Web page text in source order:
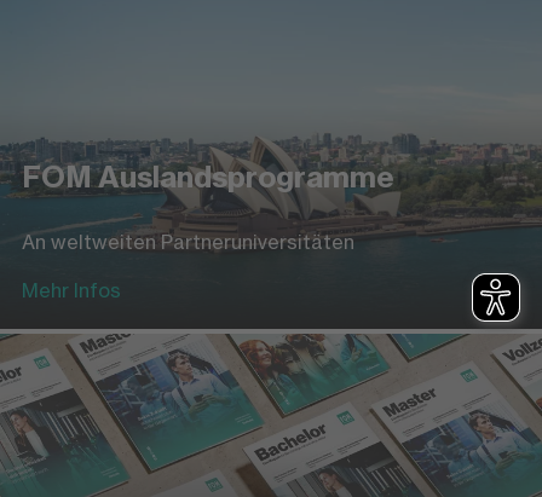
FOM Auslandsprogramme
An weltweiten Partneruniversitäten
Mehr Infos